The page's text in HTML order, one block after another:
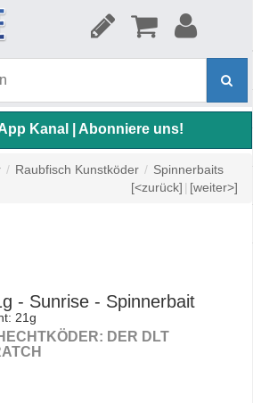
Kanal | Abonniere uns!
/ Raubfisch Kunstköder / Spinnerbaits
[<zurück] | [weiter>]
- Sunrise - Spinnerbait
21g
DER DLT